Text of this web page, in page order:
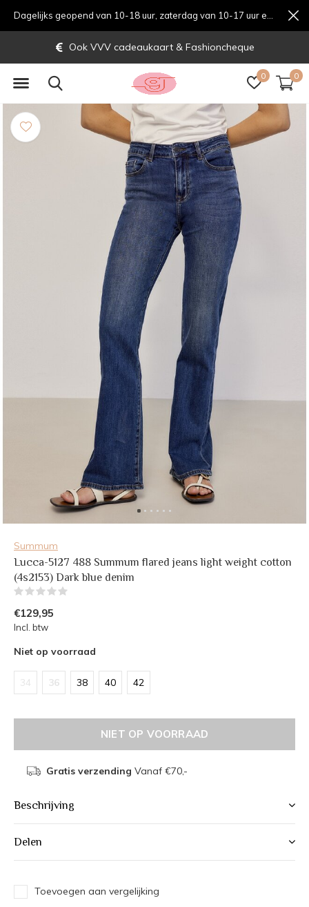
0 0
Ook VVV cadeaukaart & Fashioncheque
Summum
Lucca-5127 488 Summum flared jeans light weight cotton
(4s2153) Dark blue denim
€129,95
Incl. btw
Niet op voorraad
34 36 38 40 42
NIET OP VOORRAAD
Gratis verzending Vanaf €70,-
Beschrijving
Delen
Toevoegen aan vergelijking